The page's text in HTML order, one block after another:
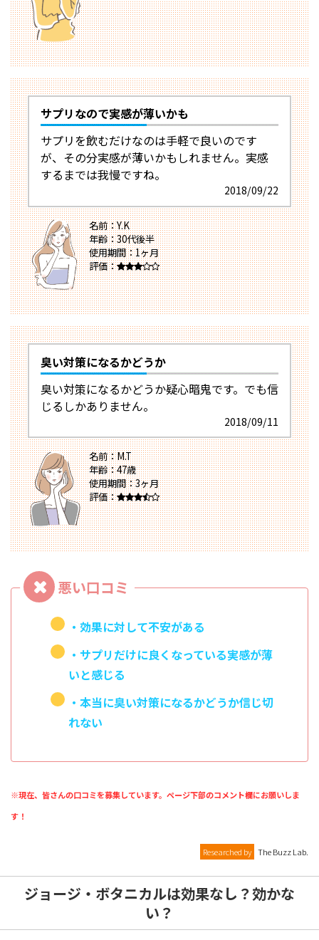
サプリなので実感が薄いかも
サプリを飲むだけなのは手軽で良いのです
が、その分実感が薄いかもしれません。実感
するまでは我慢ですね。
2018/09/22
名前：Y.K
年齢：30代後半
使用期間：1ヶ月
評価：
臭い対策になるかどうか
臭い対策になるかどうか疑心暗鬼です。でも信
じるしかありません。
2018/09/11
名前：M.T
年齢：47歳
使用期間：3ヶ月
評価：
・効果に対して不安がある
・サプリだけに良くなっている実感が薄
いと感じる
・本当に臭い対策になるかどうか信じ切
れない
※現在、皆さんの口コミを募集しています。ページ下部のコメント欄にお願いしま
す！
Researched by The Buzz Lab.
ジョージ・ボタニカルは効果なし？効かな
い？